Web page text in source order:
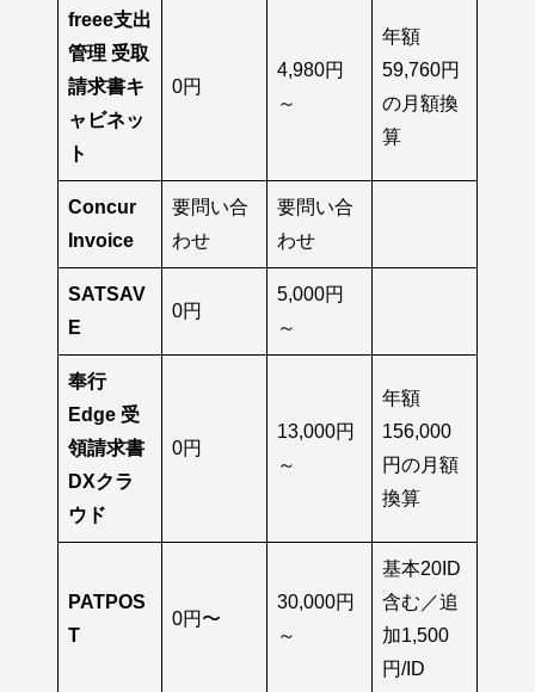
freee支出
管理 受取
請求書キ
ャビネッ
ト
0円
4,980円
～
年額
59,760円
の月額換
算
Concur
Invoice
要問い合
わせ
要問い合
わせ
SATSAV
E
0円
5,000円
～
奉行
Edge 受
領請求書
DXクラ
ウド
0円
13,000円
～
年額
156,000
円の月額
換算
PATPOS
T
0円〜
30,000円
～
基本20ID
含む／追
加1,500
円/ID